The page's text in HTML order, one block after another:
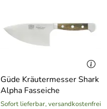
Güde Kräutermesser Shark
Alpha Fasseiche
Sofort lieferbar, versandkostenfrei